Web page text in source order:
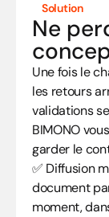
Solution
Ne
Une fois le
les retours
validations
BIMONO
garder le
✅ Diffusion
document
moment,